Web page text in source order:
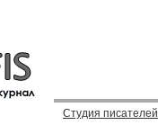
Студия писателей